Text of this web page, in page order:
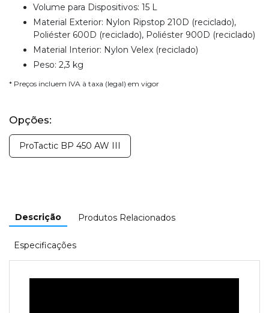
Volume para Dispositivos: 15 L
Material Exterior: Nylon Ripstop 210D (reciclado),
Poliéster 600D (reciclado), Poliéster 900D (reciclado)
Material Interior: Nylon Velex (reciclado)
Peso: 2,3 kg
* Preços incluem IVA à taxa (legal) em vigor
Opções:
ProTactic BP 450 AW III
Descrição Produtos Relacionados
Especificações